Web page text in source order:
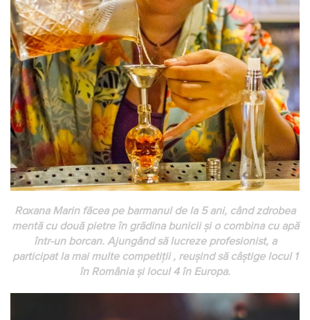
Roxana Marin făcea pe barmanul de la 5 ani, când zdrobea
mentă cu două pietre în grădina bunicii și o combina cu apă
într-un borcan. Ajungând să lucreze profesionist, a
participat la mai multe competiții , reușind să câștige locul 1
în România și locul 4 în Europa.